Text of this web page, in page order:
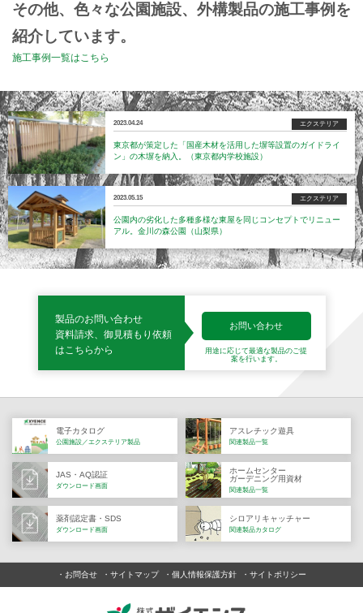
その他、色々な公園施設、外構製品の施工事例を
紹介しています。
施工事例一覧はこちら
2023.04.24 エクステリア
東京都が策定した「国産木材を活用した塀等設置のガイドライ
ン」の木塀を納入。（東京都内学校施設）
2023.05.15 エクステリア
公園内の劣化した多種多様な東屋を同じコンセプトでリニュー
アル。金川の森公園（山梨県）
製品のお問い合わせ
資料請求、御見積もり依頼
はこちらから
お問い合わせ
用途に応じて最適な製品のご提
案を行います。
電子カタログ
公園施設／エクステリア製品
アスレチック遊具
関連製品一覧
JAS・AQ認証
ダウンロード画面
ホームセンター
ガーデニング用資材
関連製品一覧
薬剤認定書・SDS
ダウンロード画面
シロアリキャッチャー
関連製品カタログ
お問合せ サイトマップ 個人情報保護方針 サイトポリシー